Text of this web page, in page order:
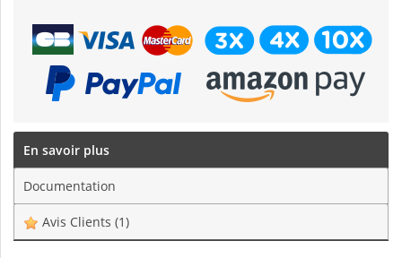
En savoir plus
Documentation
Avis Clients (1)